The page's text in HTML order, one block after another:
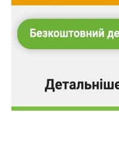
Повний текст рішення
З іншими правовими
ознайомитися в